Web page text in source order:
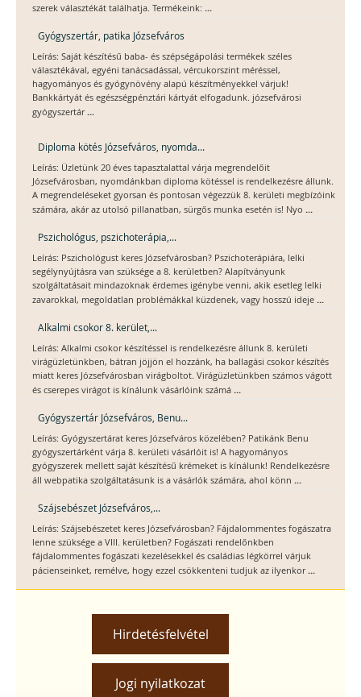
szerek választékát találhatja. Termékeink: ...
Gyógyszertár, patika Józsefváros
Leírás: Saját készítésű baba- és szépségápolási termékek széles
választékával, egyéni tanácsadással, vércukorszint méréssel,
hagyományos és gyógynövény alapú készítményekkel várjuk!
Bankkártyát és egészségpénztári kártyát elfogadunk. józsefvárosi
gyógyszertár ...
Diploma kötés Józsefváros, nyomda...
Leírás: Üzletünk 20 éves tapasztalattal várja megrendelőit
Józsefvárosban, nyomdánkban diploma kötéssel is rendelkezésre állunk.
A megrendeléseket gyorsan és pontosan végezzük 8. kerületi megbízóink
számára, akár az utolsó pillanatban, sürgős munka esetén is! Nyo ...
Pszichológus, pszichoterápia,...
Leírás: Pszichológust keres Józsefvárosban? Pszichoterápiára, lelki
segélynyújtásra van szüksége a 8. kerületben? Alapítványunk
szolgáltatásait mindazoknak érdemes igénybe venni, akik esetleg lelki
zavarokkal, megoldatlan problémákkal küzdenek, vagy hosszú ideje ...
Alkalmi csokor 8. kerület,...
Leírás: Alkalmi csokor készítéssel is rendelkezésre állunk 8. kerületi
virágüzletünkben, bátran jöjjön el hozzánk, ha ballagási csokor készítés
miatt keres Józsefvárosban virágboltot. Virágüzletünkben számos vágott
és cserepes virágot is kínálunk vásárlóink számá ...
Gyógyszertár Józsefváros, Benu...
Leírás: Gyógyszertárat keres Józsefváros közelében? Patikánk Benu
gyógyszertárként várja 8. kerületi vásárlóit is! A hagyományos
gyógyszerek mellett saját készítésű krémeket is kínálunk! Rendelkezésre
áll webpatika szolgáltatásunk is a vásárlók számára, ahol könn ...
Szájsebészet Józsefváros,...
Leírás: Szájsebészetet keres Józsefvárosban? Fájdalommentes fogászatra
lenne szüksége a VIII. kerületben? Fogászati rendelőnkben
fájdalommentes fogászati kezelésekkel és családias légkörrel várjuk
pácienseinket, remélve, hogy ezzel csökkenteni tudjuk az ilyenkor ...
Hirdetésfelvétel
Jogi nyilatkozat